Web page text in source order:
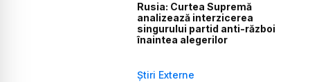
Rusia: Curtea Supremă
analizează interzicerea
singurului partid anti-război
înaintea alegerilor
Știri Externe